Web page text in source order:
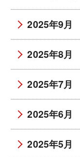
2025年9月
2025年8月
2025年7月
2025年6月
2025年5月